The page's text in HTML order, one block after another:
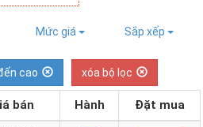
Mức giá Sắp xếp
cao xóa bộ lọc
bán Hành Đặt mua